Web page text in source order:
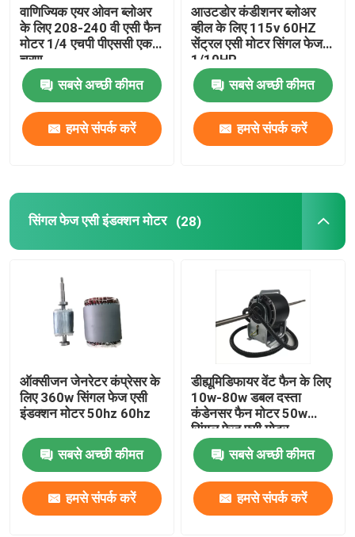
वाणिज्यिक एयर ओवन ब्लोअर
के लिए 208-240 वी एसी फैन
मोटर 1/4 एचपी पीएससी एकल
चरण
सबसे अच्छी कीमत
हमसे संपर्क करें
आउटडोर कंडीशनर ब्लोअर
व्हील के लिए 115v 60HZ
सेंट्रल एसी मोटर सिंगल फेज
1/10HP
सबसे अच्छी कीमत
हमसे संपर्क करें
सिंगल फेज एसी इंडक्शन मोटर (28)
ऑक्सीजन जेनरेटर कंप्रेसर के
लिए 360w सिंगल फेज एसी
इंडक्शन मोटर 50hz 60hz
सबसे अच्छी कीमत
हमसे संपर्क करें
डीह्यूमिडिफायर वेंट फैन के लिए
10w-80w डबल दस्ता
कंडेनसर फैन मोटर 50w
सिंगल फेज एसी मोटर
सबसे अच्छी कीमत
हमसे संपर्क करें